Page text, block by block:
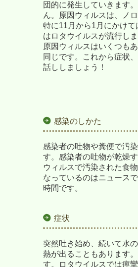
団的に発生していきます
ん。原因ウィルスは、ノ
特に11月から1月にかけ
はロタウイルスが流行しま
原因ウィルスはいくつも
同じです。これから症状
話ししましょう！
感染のしかた
感染者の吐物や糞便で汚
す。感染者の吐物が乾燥
ウィルスで汚染された食
なっているのはニュース
時間です。
症状
突然吐き始め、続いて水
熱が出ることもあります
す。ロタウイルスでは痙